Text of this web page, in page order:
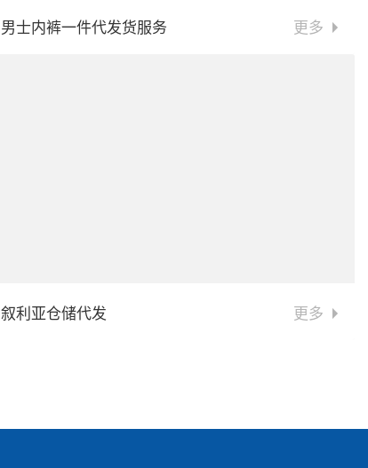
男士内裤一件代发货服务 更多
叙利亚仓储代发 更多